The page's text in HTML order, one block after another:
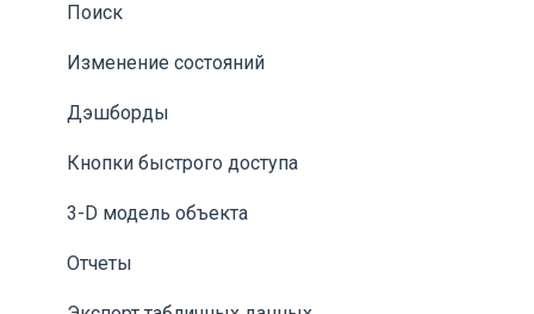
Поиск
Изменение состояний
Дэшборды
Кнопки быстрого доступа
3-D модель объекта
Отчеты